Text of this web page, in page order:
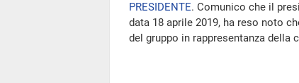
PRESIDENTE. Comunico che il
data 18 aprile 2019, ha reso noto
del gruppo in rappresentanza della